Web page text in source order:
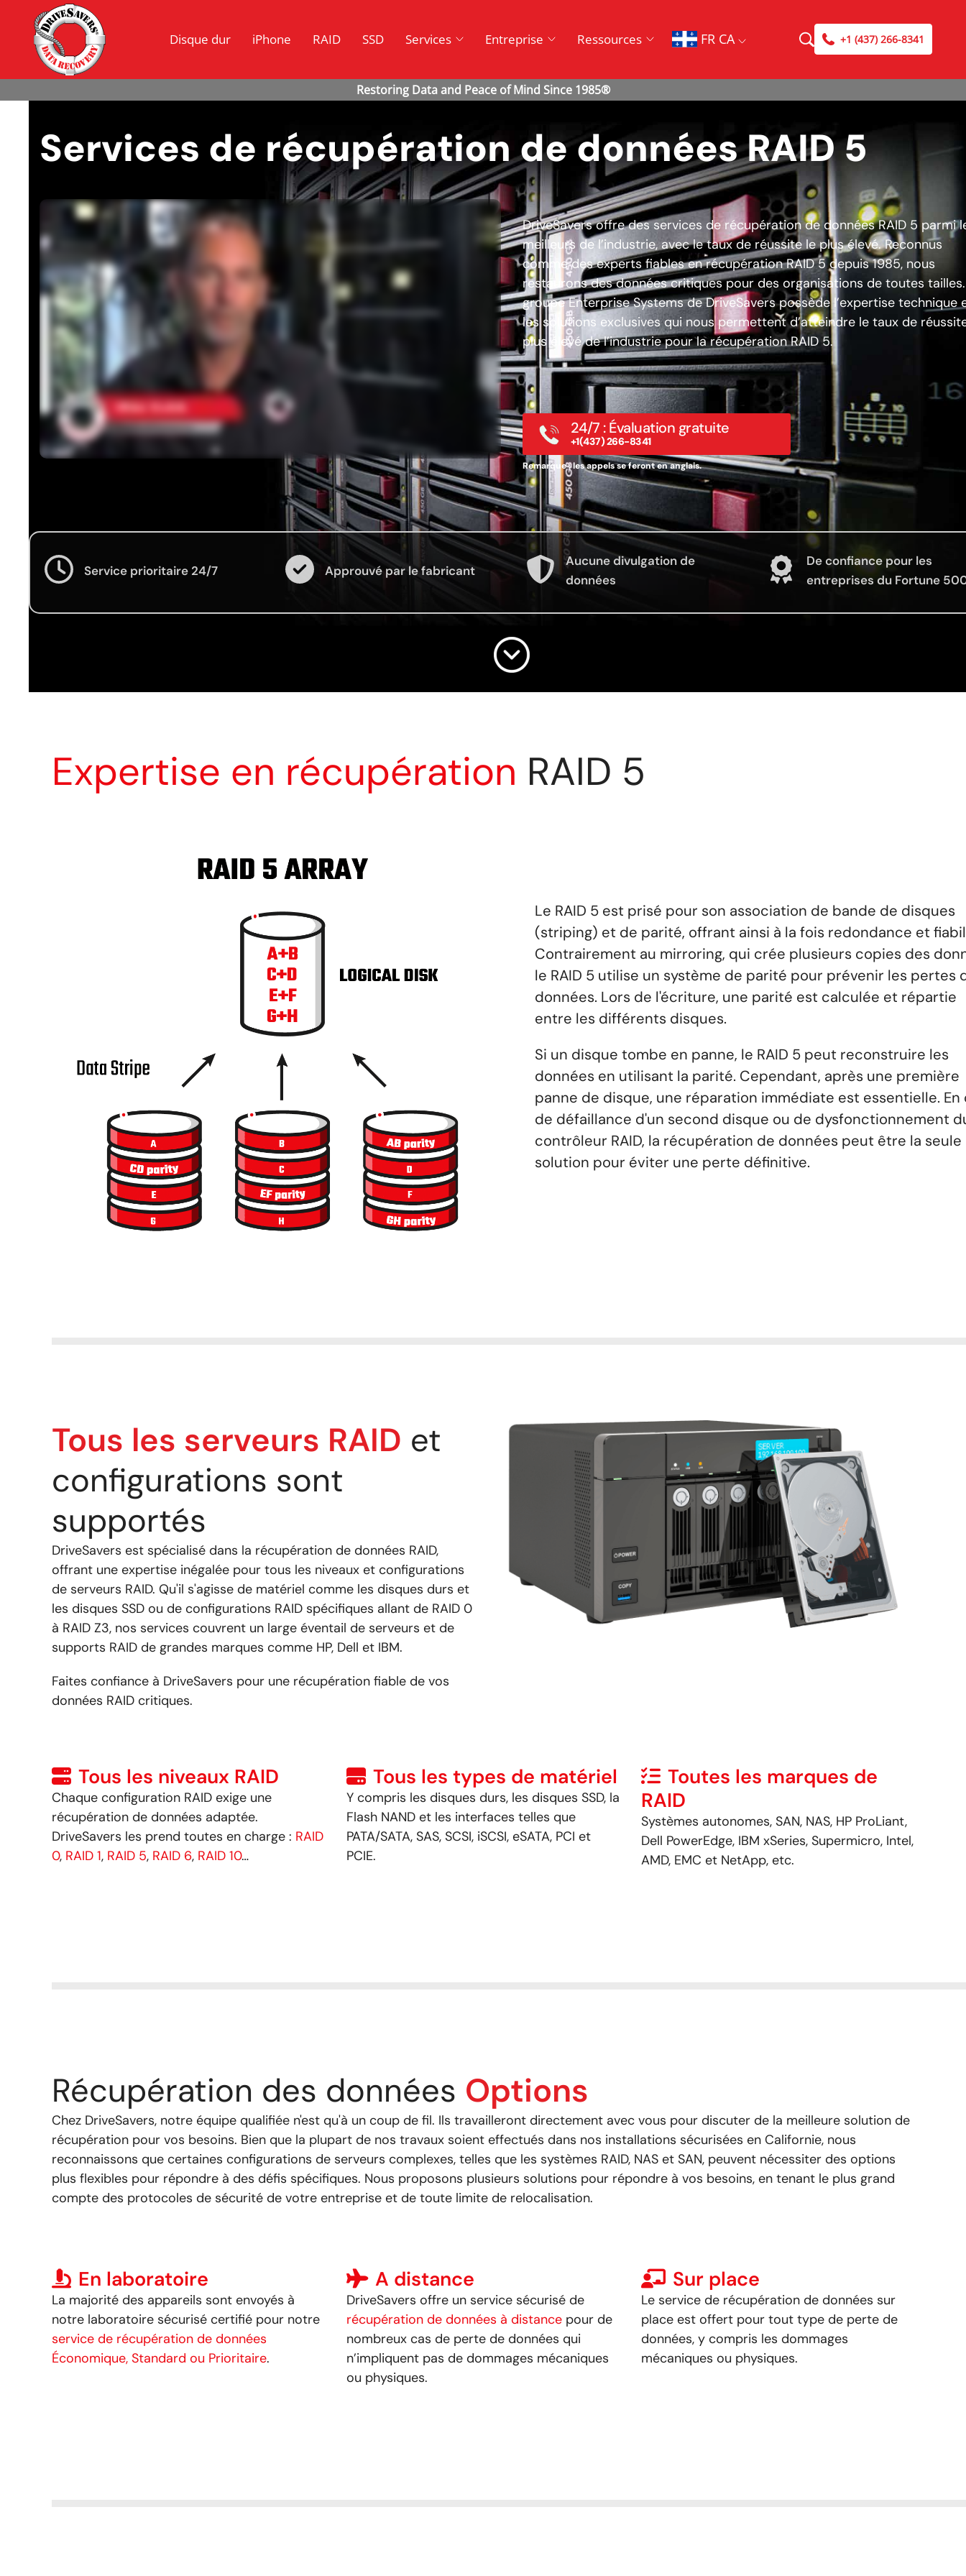
Disque dur iPhone RAID SSD Services Entreprise Ressources FR CA +1 (437) 266-8341
Services de récupération de données RAID 5
DriveSavers offre des services de récupération de données RAID 5 parmi
meilleurs de l’industrie, avec le taux de réussite le plus élevé. Reconnus
comme des experts fiables en récupération RAID 5 depuis 1985, nous
restaurons des données critiques pour des organisations de toutes
groupe Enterprise Systems de DriveSavers possède l’expertise technique
les solutions exclusives qui nous permettent d’atteindre le taux de
plus élevé de l’industrie pour la récupération RAID 5.
24/7 : Évaluation gratuite
+1(437) 266-8341
Remarque : les appels se feront en anglais.
Service prioritaire 24/7 Approuvé par le fabricant
Aucune divulgation de
données
De confiance pour les
entreprises du Fortune
Expertise en récupération RAID 5
Le RAID 5 est prisé pour son association de bande de disques
(striping) et de parité, offrant ainsi à la fois redondance et
Contrairement au mirroring, qui crée plusieurs copies des
le RAID 5 utilise un système de parité pour prévenir les pertes
données. Lors de l'écriture, une parité est calculée et répartie
entre les différents disques.
Si un disque tombe en panne, le RAID 5 peut reconstruire les
données en utilisant la parité. Cependant, après une première
panne de disque, une réparation immédiate est essentielle. En
de défaillance d'un second disque ou de dysfonctionnement
contrôleur RAID, la récupération de données peut être la seule
solution pour éviter une perte définitive.
Tous les serveurs RAID et
configurations sont
supportés
DriveSavers est spécialisé dans la récupération de données RAID,
offrant une expertise inégalée pour tous les niveaux et configurations
de serveurs RAID. Qu'il s'agisse de matériel comme les disques durs et
les disques SSD ou de configurations RAID spécifiques allant de RAID 0
à RAID Z3, nos services couvrent un large éventail de serveurs et de
supports RAID de grandes marques comme HP, Dell et IBM.
Faites confiance à DriveSavers pour une récupération fiable de vos
données RAID critiques.
Tous les niveaux RAID
Chaque configuration RAID exige une
récupération de données adaptée.
DriveSavers les prend toutes en charge : RAID
0, RAID 1, RAID 5, RAID 6, RAID 10…
Tous les types de matériel
Y compris les disques durs, les disques SSD, la
Flash NAND et les interfaces telles que
PATA/SATA, SAS, SCSI, iSCSI, eSATA, PCI et
PCIE.
Toutes les marques de
RAID
Systèmes autonomes, SAN, NAS, HP ProLiant,
Dell PowerEdge, IBM xSeries, Supermicro, Intel,
AMD, EMC et NetApp, etc.
Récupération des données Options
Chez DriveSavers, notre équipe qualifiée n'est qu'à un coup de fil. Ils travailleront directement avec vous pour discuter de la meilleure solution de
récupération pour vos besoins. Bien que la plupart de nos travaux soient effectués dans nos installations sécurisées en Californie, nous
reconnaissons que certaines configurations de serveurs complexes, telles que les systèmes RAID, NAS et SAN, peuvent nécessiter des options
plus flexibles pour répondre à des défis spécifiques. Nous proposons plusieurs solutions pour répondre à vos besoins, en tenant le plus grand
compte des protocoles de sécurité de votre entreprise et de toute limite de relocalisation.
En laboratoire
La majorité des appareils sont envoyés à
notre laboratoire sécurisé certifié pour notre
service de récupération de données
Économique, Standard ou Prioritaire.
A distance
DriveSavers offre un service sécurisé de
récupération de données à distance pour de
nombreux cas de perte de données qui
n’impliquent pas de dommages mécaniques
ou physiques.
Sur place
Le service de récupération de données sur
place est offert pour tout type de perte de
données, y compris les dommages
mécaniques ou physiques.